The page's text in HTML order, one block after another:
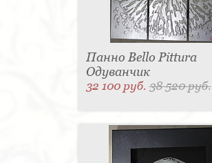
Панно Bello Pittura
Одуванчик
32 100 руб.38 520 руб.